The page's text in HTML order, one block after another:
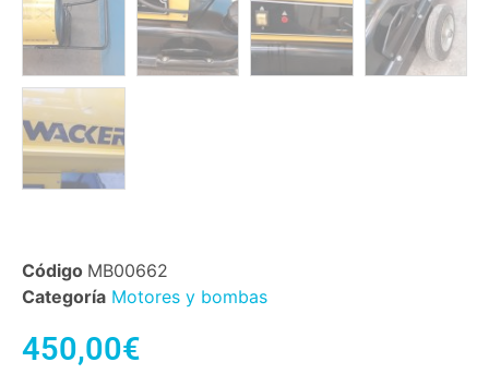
Código MB00662
Categoría Motores y bombas
450,00€